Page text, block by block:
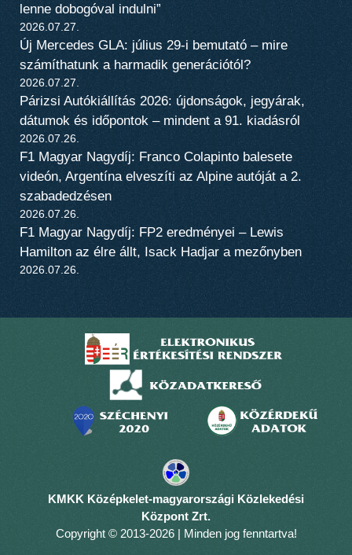
lenne dobogóval indulni”
2026.07.27.
Új Mercedes GLA: július 29-i bemutató – mire
számíthatunk a harmadik generációtól?
2026.07.27.
Párizsi Autókiállítás 2026: újdonságok, jegyárak,
dátumok és időpontok – mindent a 91. kiadásról
2026.07.26.
F1 Magyar Nagydíj: Franco Colapinto balesete
videón, Argentína elveszíti az Alpine autóját a 2.
szabadedzésen
2026.07.26.
F1 Magyar Nagydíj: FP2 eredményei – Lewis
Hamilton az élre állt, Isack Hadjar a mezőnyben
2026.07.26.
KMKK Középkelet-magyarországi Közlekedési
Központ Zrt.
Copyright © 2013-2026 | Minden jog fenntartva!